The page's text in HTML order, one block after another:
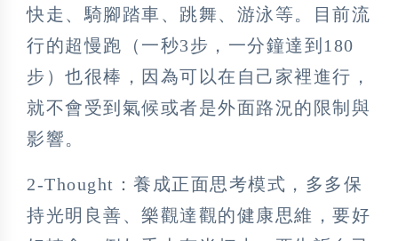
快走、騎腳踏車、跳舞、游泳等。目前流
行的超慢跑（一秒3步，一分鐘達到180
步）也很棒，因為可以在自己家裡進行，
就不會受到氣候或者是外面路況的限制與
影響。
2-Thought：養成正面思考模式，多多保
持光明良善、樂觀達觀的健康思維，要好